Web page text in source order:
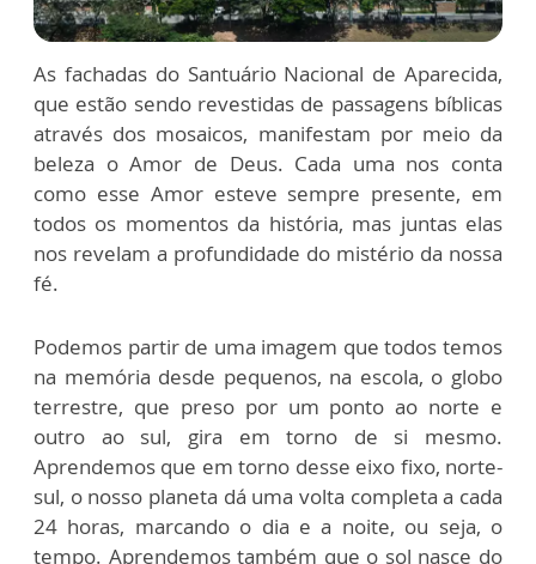
As fachadas do Santuário Nacional de Aparecida,
que estão sendo revestidas de passagens bíblicas
através dos mosaicos, manifestam por meio da
beleza o Amor de Deus. Cada uma nos conta
como esse Amor esteve sempre presente, em
todos os momentos da história, mas juntas elas
nos revelam a profundidade do mistério da nossa
fé.
Podemos partir de uma imagem que todos temos
na memória desde pequenos, na escola, o globo
terrestre, que preso por um ponto ao norte e
outro ao sul, gira em torno de si mesmo.
Aprendemos que em torno desse eixo fixo, norte-
sul, o nosso planeta dá uma volta completa a cada
24 horas, marcando o dia e a noite, ou seja, o
tempo. Aprendemos também que o sol nasce do